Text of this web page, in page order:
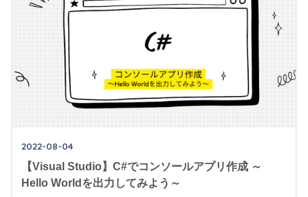
2022-08-04
【Visual Studio】C#でコンソールアプリ作成 ～
Hello Worldを出力してみよう～